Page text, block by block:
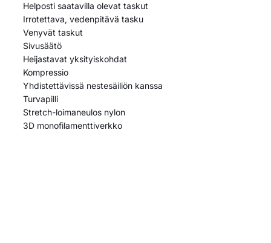
Helposti saatavilla olevat taskut
Irrotettava, vedenpitävä tasku
Venyvät taskut
Sivusäätö
Heijastavat yksityiskohdat
Kompressio
Yhdistettävissä nestesäiliön kanssa
Turvapilli
Stretch-loimaneulos nylon
3D monofilamenttiverkko